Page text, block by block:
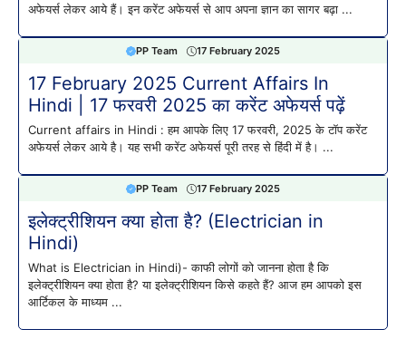
अफेयर्स लेकर आये हैं। इन करेंट अफेयर्स से आप अपना ज्ञान का सागर बढ़ा ...
PP Team 17 February 2025
17 February 2025 Current Affairs In
Hindi | 17 फरवरी 2025 का करेंट अफेयर्स पढ़ें
Current affairs in Hindi : हम आपके लिए 17 फरवरी, 2025 के टॉप करेंट
अफेयर्स लेकर आये है। यह सभी करेंट अफेयर्स पूरी तरह से हिंदी में है। ...
PP Team 17 February 2025
इलेक्ट्रीशियन क्या होता है? (Electrician in
Hindi)
What is Electrician in Hindi)- काफी लोगों को जानना होता है कि
इलेक्ट्रीशियन क्या होता है? या इलेक्ट्रीशियन किसे कहते हैं? आज हम आपको इस
आर्टिकल के माध्यम ...